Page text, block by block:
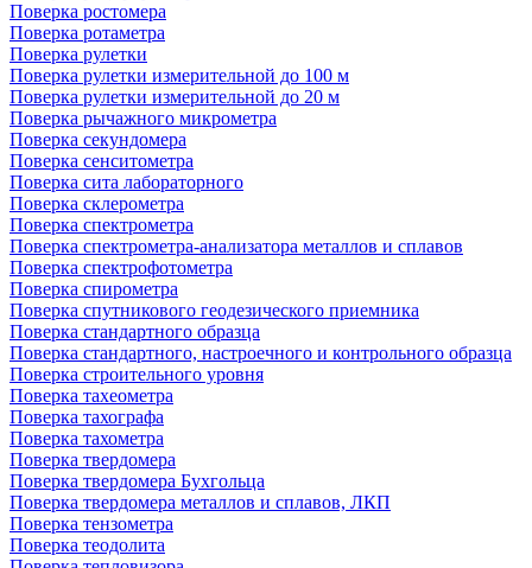
Поверка ростомера
Поверка ротаметра
Поверка рулетки
Поверка рулетки измерительной до 100 м
Поверка рулетки измерительной до 20 м
Поверка рычажного микрометра
Поверка секундомера
Поверка сенситометра
Поверка сита лабораторного
Поверка склерометра
Поверка спектрометра
Поверка спектрометра-анализатора металлов и сплавов
Поверка спектрофотометра
Поверка спирометра
Поверка спутникового геодезического приемника
Поверка стандартного образца
Поверка стандартного, настроечного и контрольного образца
Поверка строительного уровня
Поверка тахеометра
Поверка тахографа
Поверка тахометра
Поверка твердомера
Поверка твердомера Бухгольца
Поверка твердомера металлов и сплавов, ЛКП
Поверка тензометра
Поверка теодолита